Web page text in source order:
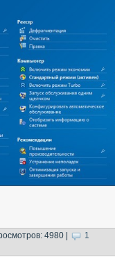
4980 | 1